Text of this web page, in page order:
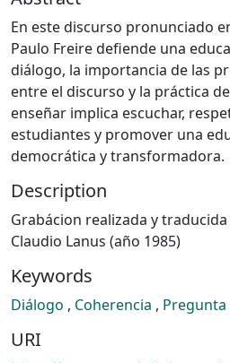
En este discurso pronunciado
Paulo Freire defiende una
diálogo, la importancia de las
entre el discurso y la práctica
enseñar implica escuchar,
estudiantes y promover una
democrática y transformadora.
Description
Grabácion realizada y
Claudio Lanus (año 1985)
Keywords
Diálogo , Coherencia , Pregunta
URI